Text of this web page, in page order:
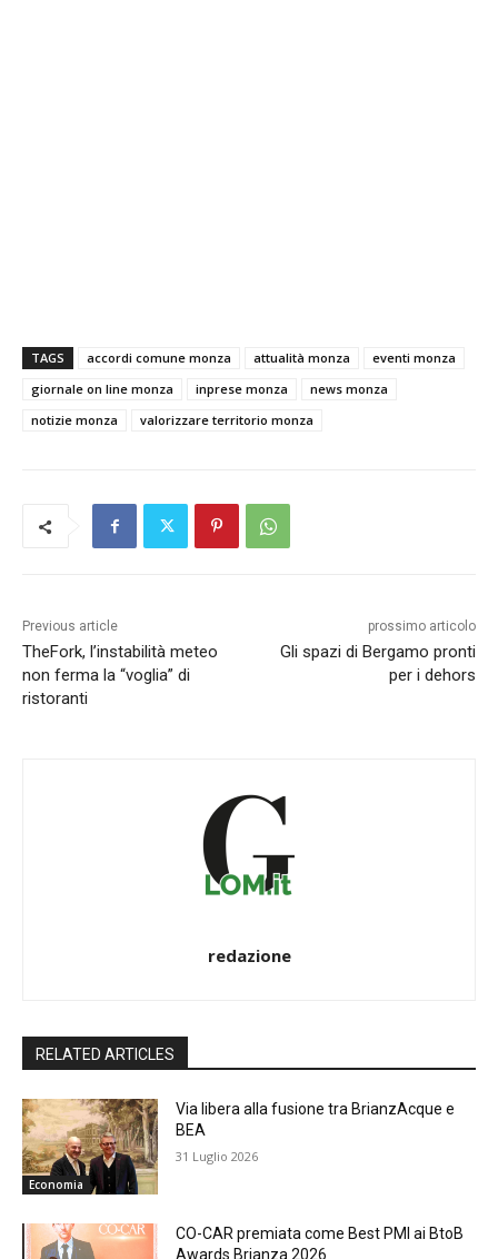
TAGS accordi comune monza attualità monza
eventi monza
giornale on line monza
inprese monza
news monza
notizie monza
valorizzare territorio monza
Previous article
TheFork, l’instabilità meteo
non ferma la “voglia” di
ristoranti
prossimo articolo
Gli spazi di Bergamo pronti
per i dehors
redazione
RELATED ARTICLES
Economia
Via libera alla fusione tra BrianzAcque e
BEA
31 Luglio 2026
CO-CAR premiata come Best PMI ai BtoB
Awards Brianza 2026